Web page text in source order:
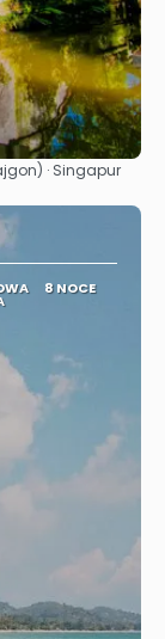
· Singapur
8 NOCE